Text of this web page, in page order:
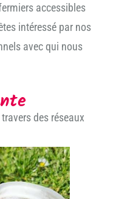
accessibles
intéressé par nos
avec qui nous
des réseaux